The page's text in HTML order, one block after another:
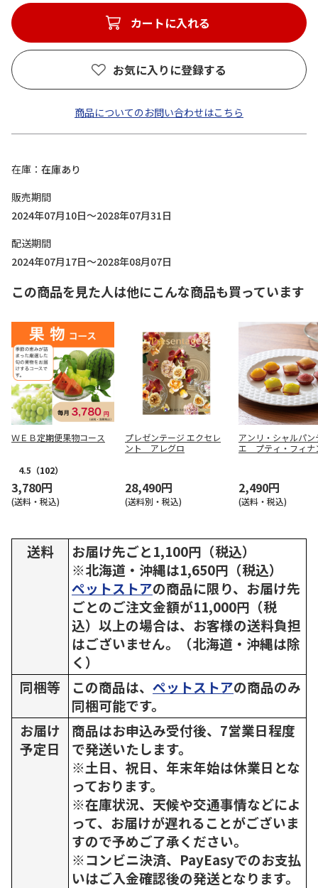
カートに入れる
お気に入りに登録する
商品についてのお問い合わせはこちら
在庫
在庫あり
販売期間
2024年07月10日～2028年07月31日
配送期間
2024年07月17日～2028年08月07日
この商品を見た人は他にこんな商品も買っています
ＷＥＢ定期便果物コース
4.5 （102）
3,780円
(送料・税込)
プレゼンテージ エクセレ
ント アレグロ
28,490円
(送料別・税込)
アンリ・シャルパン
エ プティ・フィナ
2,490円
(送料・税込)
送料
お届け先ごと1,100円（税込）
※北海道・沖縄は1,650円（税込）
ペットストアの商品に限り、お届け先
ごとのご注文金額が11,000円（税
込）以上の場合は、お客様の送料負担
はございません。（北海道・沖縄は除
く）
同梱等
この商品は、 ペットストアの商品のみ
同梱可能です。
お届け
予定日
商品はお申込み受付後、7営業日程度
で発送いたします。
※土日、祝日、年末年始は休業日とな
っております。
※在庫状況、天候や交通事情などによ
って、お届けが遅れることがございま
すので予めご了承ください。
※コンビニ決済、PayEasyでのお支払
いはご入金確認後の発送となります。